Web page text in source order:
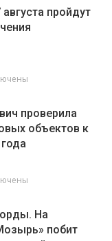
пройдут
проверила
объектов к
На
побит